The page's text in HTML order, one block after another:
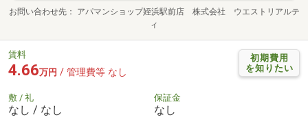
お問い合わせ先
アパマンショップ姪浜駅前店 株式会社 ウエストリアルテ
ィ
初期費用
を知りたい
賃料
4.66万円 / 管理費等 なし
敷 / 礼
なし / なし
保証金
なし